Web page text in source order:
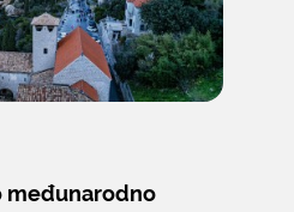
međunarodno